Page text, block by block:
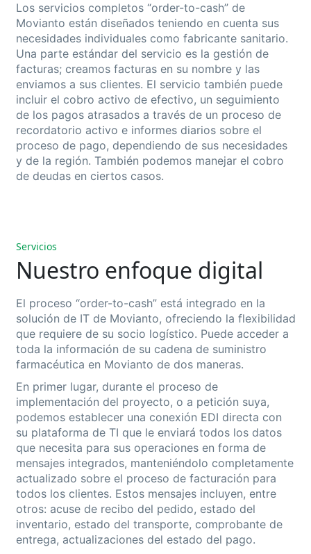
Los servicios completos “order-to-cash” de
Movianto están diseñados teniendo en cuenta sus
necesidades individuales como fabricante sanitario.
Una parte estándar del servicio es la gestión de
facturas; creamos facturas en su nombre y las
enviamos a sus clientes. El servicio también puede
incluir el cobro activo de efectivo, un seguimiento
de los pagos atrasados a través de un proceso de
recordatorio activo e informes diarios sobre el
proceso de pago, dependiendo de sus necesidades
y de la región. También podemos manejar el cobro
de deudas en ciertos casos.
Servicios
Nuestro enfoque digital
El proceso “order-to-cash” está integrado en la
solución de IT de Movianto, ofreciendo la flexibilidad
que requiere de su socio logístico. Puede acceder a
toda la información de su cadena de suministro
farmacéutica en Movianto de dos maneras.
En primer lugar, durante el proceso de
implementación del proyecto, o a petición suya,
podemos establecer una conexión EDI directa con
su plataforma de TI que le enviará todos los datos
que necesita para sus operaciones en forma de
mensajes integrados, manteniéndolo completamente
actualizado sobre el proceso de facturación para
todos los clientes. Estos mensajes incluyen, entre
otros: acuse de recibo del pedido, estado del
inventario, estado del transporte, comprobante de
entrega, actualizaciones del estado del pago.